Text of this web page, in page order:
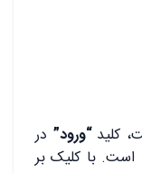
کلید “ورود” در
با کلیک بر